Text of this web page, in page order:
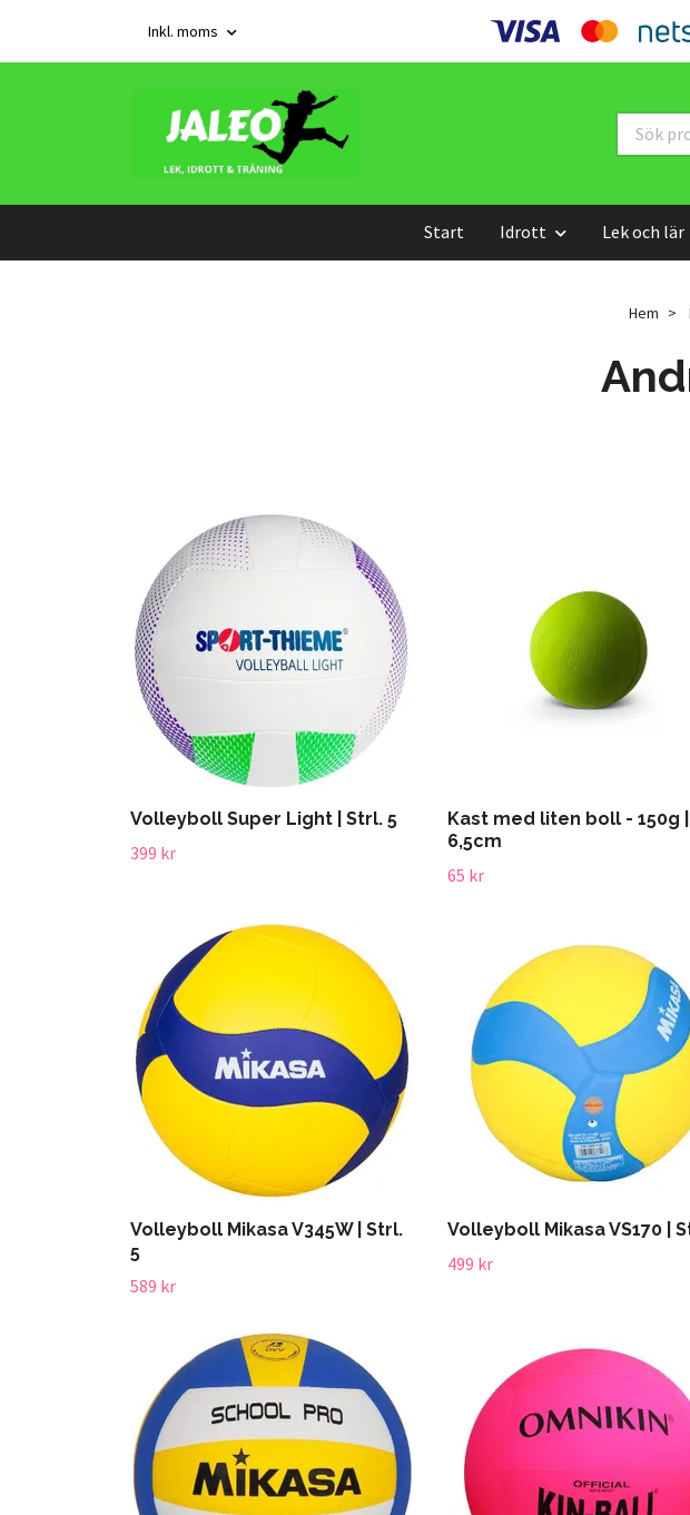
Inkl. moms
Start Idrott Lek och lär
Hem
Volleyboll Super Light | Strl. 5
399 kr
Kast med liten boll - 150g |
6,5cm
65 kr
Volleyboll Mikasa V345W | Strl.
5
589 kr
Volleyboll Mikasa VS170 |
499 kr